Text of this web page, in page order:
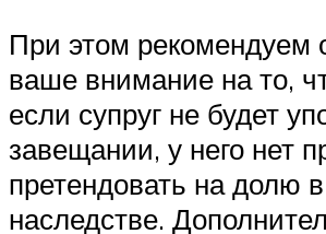
При этом рекомендуем
ваше внимание на то,
если супруг не будет
завещании, у него нет
претендовать на долю в
наследстве.